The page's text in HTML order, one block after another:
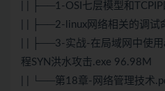
| | ├──1-OSI七层模型和
| | ├──2-linux网络相关的调试
| | ├──3-实战-在局域网中使
程SYN洪水攻击.exe 96.98M
| | └──第18章-网络管理技术